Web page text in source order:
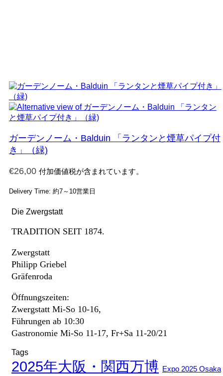
ガーデンノーム・Balduin 「ランタンと煙草パイプ付
き」（緑)
€26,00 付加価値税が含まれています。
Delivery Time: 約7～10営業日
Die Zwergstatt
TRADITION SEIT 1874.
Zwergstatt
Philipp Griebel
Gräfenroda
Öffnungszeiten:
Zwergstatt Mi-So 10-16,
Führungen ab 10:30
Gastronomie Mi-So 11-17, Fr+Sa 11-20/21
Tags
2025年大阪・関西万博 Expo 2025 Osaka